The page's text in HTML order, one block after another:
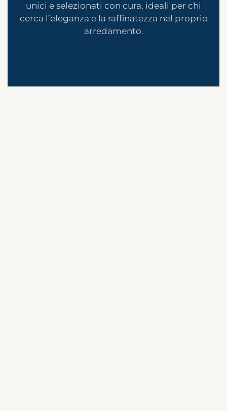
unici e selezionati con cura, ideali per chi
cerca l’eleganza e la raffinatezza nel proprio
arredamento.